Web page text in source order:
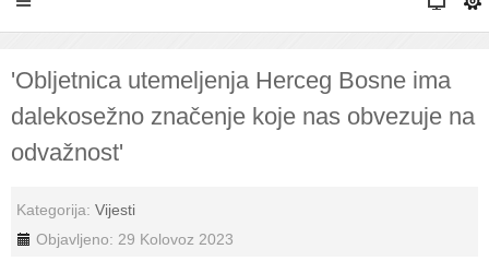
'Obljetnica utemeljenja Herceg Bosne ima
dalekosežno značenje koje nas obvezuje na
odvažnost'
Kategorija: Vijesti
Objavljeno: 29 Kolovoz 2023